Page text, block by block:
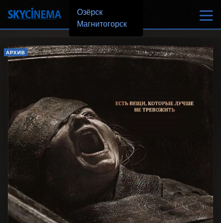
Озёрск
Магнитогорск
АРХИВ